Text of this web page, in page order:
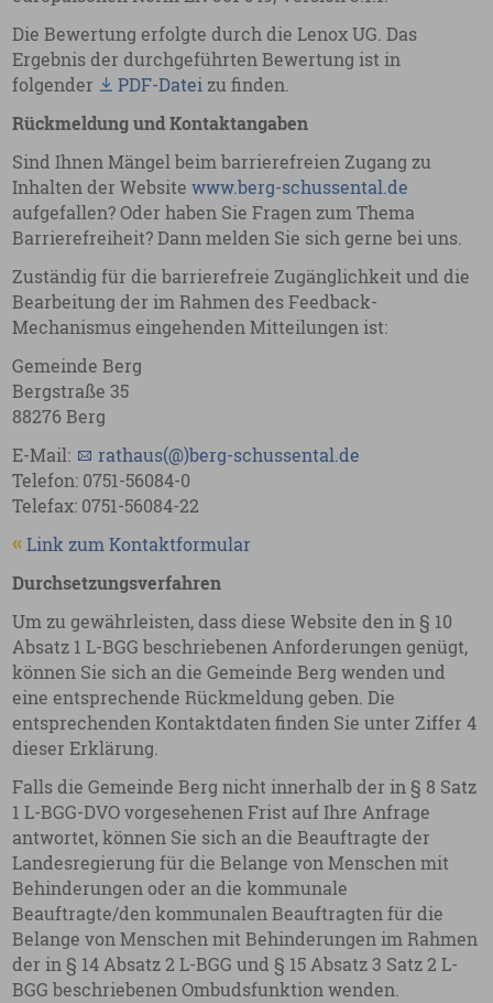
Die Bewertung erfolgte durch die Lenox UG. Das
Ergebnis der durchgeführten Bewertung ist in
folgender
PDF-Datei zu finden.
Rückmeldung und Kontaktangaben
Sind Ihnen Mängel beim barrierefreien Zugang zu
Inhalten der Websitewww.berg-schussental.de
aufgefallen? Oder haben Sie Fragen zum Thema
Barrierefreiheit? Dann melden Sie sich gerne bei uns.
Zuständig für die barrierefreie Zugänglichkeit und die
Bearbeitung der im Rahmen des Feedback-
Mechanismus eingehenden Mitteilungen ist:
Gemeinde Berg
Bergstraße 35
88276 Berg
E-Mail:
rathaus(@)berg-schussental.de
Telefon: 0751-56084-0
Telefax: 0751-56084-22
Link zum Kontaktformular
Durchsetzungsverfahren
Um zu gewährleisten, dass diese Website den in § 10
Absatz 1 L-BGG beschriebenen Anforderungen genügt,
können Sie sich an die Gemeinde Berg wenden und
eine entsprechende Rückmeldung geben. Die
entsprechenden Kontaktdaten finden Sie unter Ziffer 4
dieser Erklärung.
Falls die Gemeinde Berg nicht innerhalb der in § 8 Satz
1 L-BGG-DVO vorgesehenen Frist auf Ihre Anfrage
antwortet, können Sie sich an die Beauftragte der
Landesregierung für die Belange von Menschen mit
Behinderungen oder an die kommunale
Beauftragte/den kommunalen Beauftragten für die
Belange von Menschen mit Behinderungen im Rahmen
der in § 14 Absatz 2 L-BGG und § 15 Absatz 3 Satz 2 L-
BGG beschriebenen Ombudsfunktion wenden.